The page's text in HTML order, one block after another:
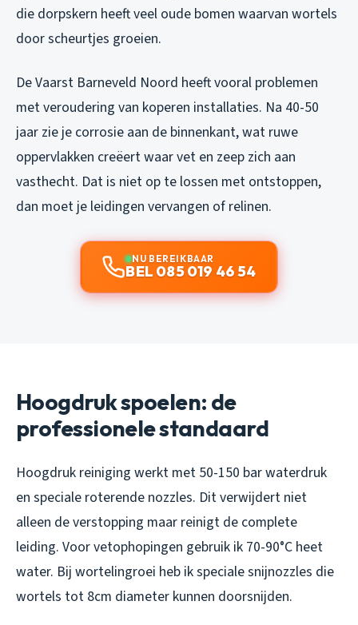
die dorpskern heeft veel oude bomen waarvan wortels
door scheurtjes groeien.
De Vaarst Barneveld Noord heeft vooral problemen
met veroudering van koperen installaties. Na 40-50
jaar zie je corrosie aan de binnenkant, wat ruwe
oppervlakken creëert waar vet en zeep zich aan
vasthecht. Dat is niet op te lossen met ontstoppen,
dan moet je leidingen vervangen of relinen.
NU BEREIKBAAR
BEL 085 019 46 54
Hoogdruk spoelen: de
professionele standaard
Hoogdruk reiniging werkt met 50-150 bar waterdruk
en speciale roterende nozzles. Dit verwijdert niet
alleen de verstopping maar reinigt de complete
leiding. Voor vetophopingen gebruik ik 70-90°C heet
water. Bij wortelingroei heb ik speciale snijnozzles die
wortels tot 8cm diameter kunnen doorsnijden.